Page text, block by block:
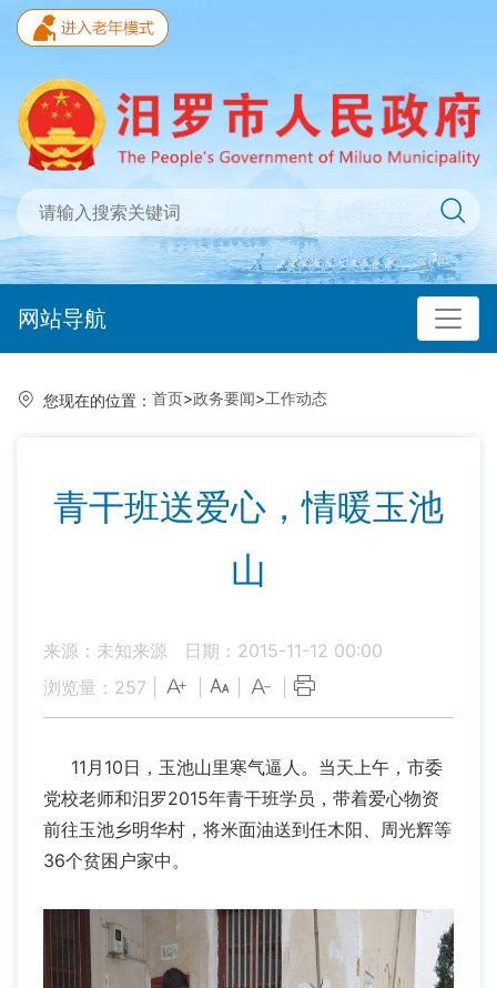
网站导航
您现在的位置： 首页>政务要闻>工作动态
青干班送爱心，情暖玉池
山
来源：未知来源
日期：2015-11-12 00:00
浏览量： 257
11月10日，玉池山里寒气逼人。当天上午，市委
党校老师和汨罗2015年青干班学员，带着爱心物资
前往玉池乡明华村，将米面油送到任木阳、周光辉等
36个贫困户家中。